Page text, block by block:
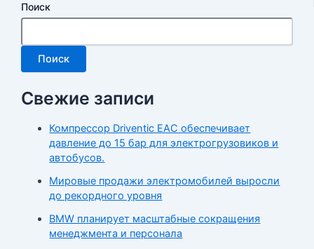
Поиск
Поиск
Свежие записи
Компрессор Driventic EAC обеспечивает
давление до 15 бар для электрогрузовиков и
автобусов.
Мировые продажи электромобилей выросли
до рекордного уровня
BMW планирует масштабные сокращения
менеджмента и персонала